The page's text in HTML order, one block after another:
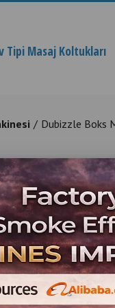
Tipi Masaj Koltukları
Dubizzle Boks
Dubai
Effect
Ürün